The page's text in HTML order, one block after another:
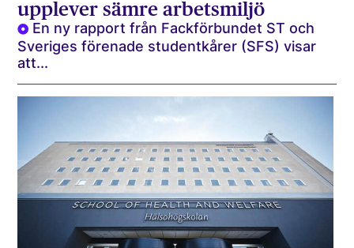
upplever sämre arbetsmiljö
En ny rapport från Fackförbundet ST och
Sveriges förenade studentkårer (SFS) visar
att...